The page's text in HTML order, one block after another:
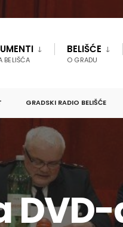
BELIŠĆA
BELIŠĆE
O GRADU
GRADSKI RADIO BELIŠĆE